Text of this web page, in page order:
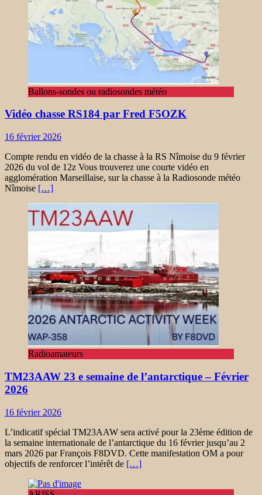
Ballons-sondes ou radiosondes météo
Vidéo chasse RS184 par Fred F5OZK
16 février 2026
Compte rendu en vidéo de la chasse à la RS Nîmoise du 9 février
2026 du vol de 12z Vous trouverez une courte vidéo en
agglomération Marseillaise, sur la chasse à la Radiosonde météo
Nîmoise […]
Radioamateurs
TM23AAW 23 e semaine de l’antarctique – Février
2026
16 février 2026
L’indicatif spécial TM23AAW sera activé pour la 23ème édition de
la semaine internationale de l’antarctique du 16 février jusqu’au 2
mars 2026 par François F8DVD. Cette manifestation OM a pour
objectifs de renforcer l’intérêt de […]